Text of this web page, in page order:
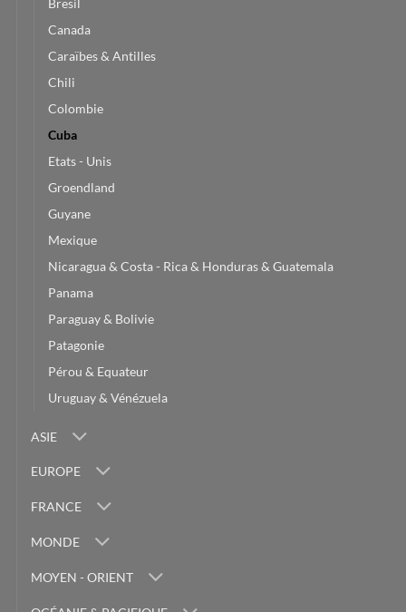
Bresil
Canada
Caraïbes & Antilles
Chili
Colombie
Cuba
Etats - Unis
Groendland
Guyane
Mexique
Nicaragua & Costa - Rica & Honduras & Guatemala
Panama
Paraguay & Bolivie
Patagonie
Pérou & Equateur
Uruguay & Vénézuela
ASIE
EUROPE
FRANCE
MONDE
MOYEN - ORIENT